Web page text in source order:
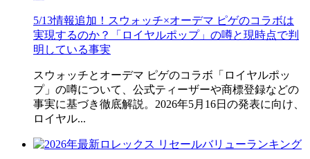
5/13情報追加！スウォッチ×オーデマ ピゲのコラボは
実現するのか？「ロイヤルポップ」の噂と現時点で判
明している事実
スウォッチとオーデマ ピゲのコラボ「ロイヤルポッ
プ」の噂について、公式ティーザーや商標登録などの
事実に基づき徹底解説。2026年5月16日の発表に向け、
ロイヤル...